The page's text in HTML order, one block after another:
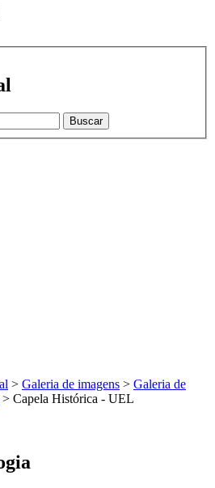
Buscar
> Galeria de imagens > Galeria de
> Capela Histórica - UEL